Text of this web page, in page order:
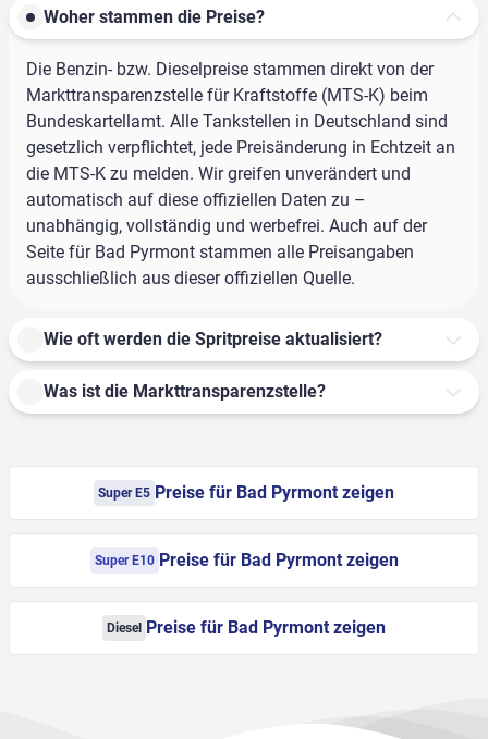
Woher stammen die Preise?
Die Benzin- bzw. Dieselpreise stammen direkt von der
Markttransparenzstelle für Kraftstoffe (MTS-K) beim
Bundeskartellamt. Alle Tankstellen in Deutschland sind
gesetzlich verpflichtet, jede Preisänderung in Echtzeit an
die MTS-K zu melden. Wir greifen unverändert und
automatisch auf diese offiziellen Daten zu –
unabhängig, vollständig und werbefrei. Auch auf der
Seite für Bad Pyrmont stammen alle Preisangaben
ausschließlich aus dieser offiziellen Quelle.
Wie oft werden die Spritpreise aktualisiert?
Was ist die Markttransparenzstelle?
Super E5 Preise für Bad Pyrmont zeigen
Super E10 Preise für Bad Pyrmont zeigen
Diesel Preise für Bad Pyrmont zeigen